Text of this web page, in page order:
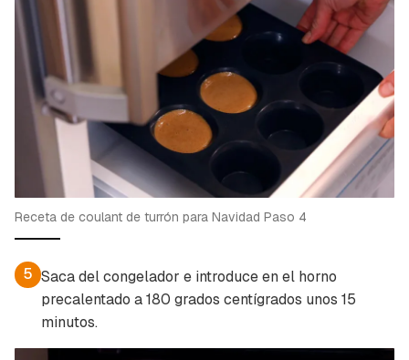
Receta de coulant de turrón para Navidad Paso 4
5 Saca del congelador e introduce en el horno
precalentado a 180 grados centígrados unos 15
minutos.